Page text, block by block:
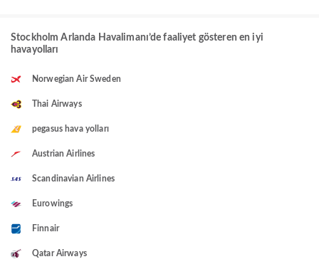
Stockholm Arlanda Havalimanı’de faaliyet gösteren en iyi
havayolları
Norwegian Air Sweden
Thai Airways
pegasus hava yolları
Austrian Airlines
Scandinavian Airlines
Eurowings
Finnair
Qatar Airways